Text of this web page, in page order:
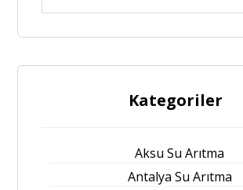
Kategoriler
Aksu Su Arıtma
Antalya Su Arıtma